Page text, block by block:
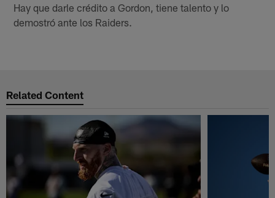
Hay que darle crédito a Gordon, tiene talento y lo
demostró ante los Raiders.
Related Content